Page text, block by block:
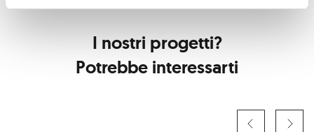
I nostri progetti?
Potrebbe interessarti